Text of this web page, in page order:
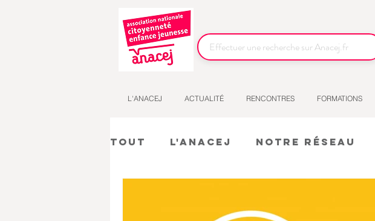
L'ANACEJ ACTUALITÉ RENCONTRES FORMATIONS
Tout L'Anacej Notre réseau